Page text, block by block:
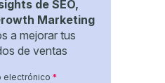
de SEO,
Marketing
a mejorar tus
de ventas
electrónico *